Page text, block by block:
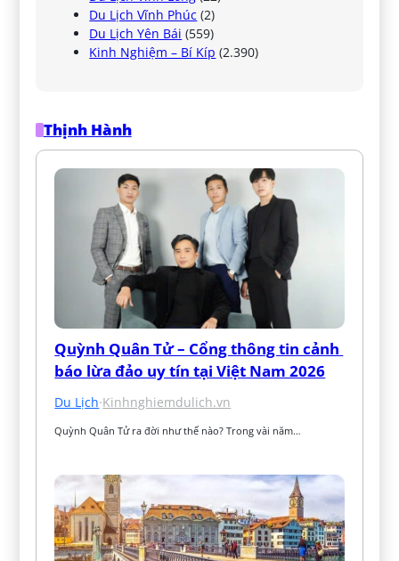
Du Lịch Vĩnh Phúc (2)
Du Lịch Yên Bái (559)
Kinh Nghiệm – Bí Kíp (2.390)
Thịnh Hành
Quỳnh Quân Tử – Cổng thông tin cảnh
báo lừa đảo uy tín tại Việt Nam 2026
Du Lịch·Kinhnghiemdulich.vn
Quỳnh Quân Tử ra đời như thế nào? Trong vài năm…